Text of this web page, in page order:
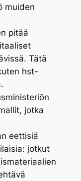
muiden
pitää
Tätä
hst-
jotka
eettisiä
jotkut